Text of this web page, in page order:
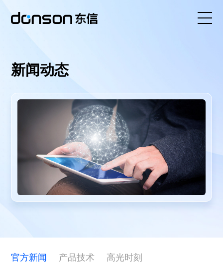
关于东信
新闻动态
官方新闻 产品技术 高光时刻